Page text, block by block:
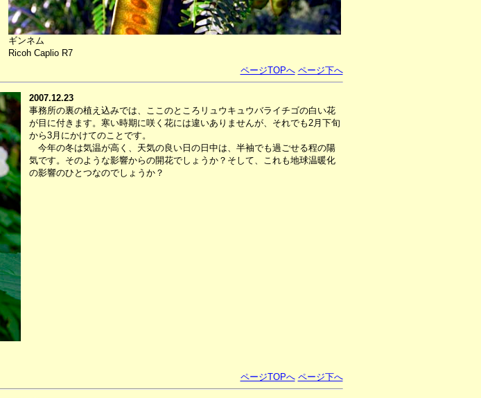
ギンネム
Ricoh Caplio R7
ページTOPへ ページ下へ
2007.12.23
事務所の裏の植え込みでは、ここのところリュウキュウバライチゴの白い花
が目に付きます。寒い時期に咲く花には違いありませんが、それでも2月下旬
から3月にかけてのことです。
今年の冬は気温が高く、天気の良い日の日中は、半袖でも過ごせる程の陽
気です。そのような影響からの開花でしょうか？そして、これも地球温暖化
の影響のひとつなのでしょうか？
ページTOPへ ページ下へ